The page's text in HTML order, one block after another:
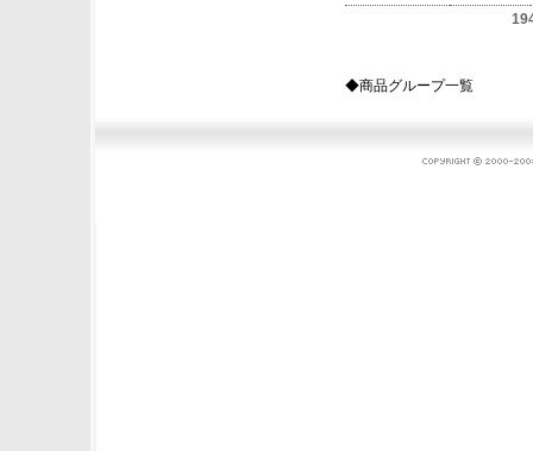
◆商品グループ一覧